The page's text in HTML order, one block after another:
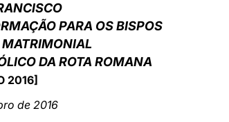
PARA OS BISPOS
MATRIMONIAL
DA ROTA ROMANA
2016]
de 2016